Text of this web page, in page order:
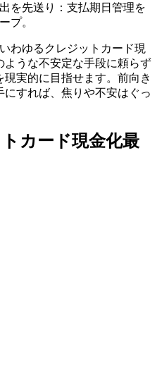
を先送り：支払期日管理を
プ。
わゆるクレジットカード現
うな不安定な手段に頼らず
実的に目指せます。前向き
すれば、焦りや不安はぐっ
カード現金化最